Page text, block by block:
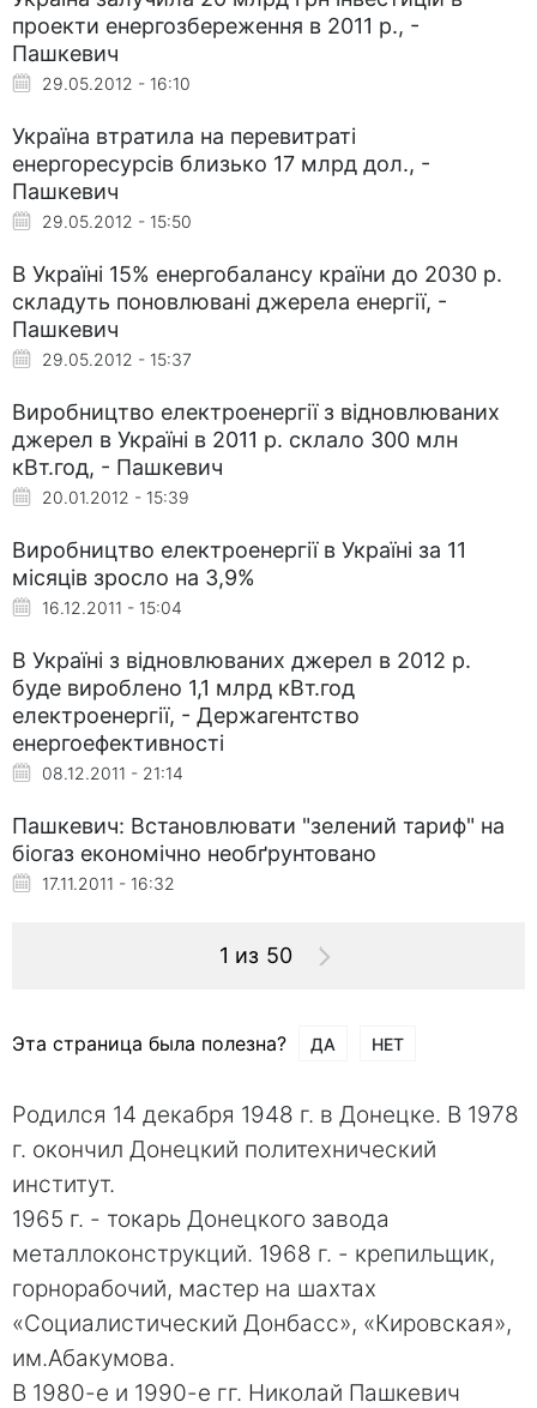
проекти енергозбереження в 2011 р., -
Пашкевич
29.05.2012 - 16:10
Україна втратила на перевитраті
енергоресурсів близько 17 млрд дол., -
Пашкевич
29.05.2012 - 15:50
В Україні 15% енергобалансу країни до 2030 р.
складуть поновлювані джерела енергії, -
Пашкевич
29.05.2012 - 15:37
Виробництво електроенергії з відновлюваних
джерел в Україні в 2011 р. склало 300 млн
кВт.год, - Пашкевич
20.01.2012 - 15:39
Виробництво електроенергії в Україні за 11
місяців зросло на 3,9%
16.12.2011 - 15:04
В Україні з відновлюваних джерел в 2012 р.
буде вироблено 1,1 млрд кВт.год
електроенергії, - Держагентство
енергоефективності
08.12.2011 - 21:14
Пашкевич: Встановлювати "зелений тариф" на
біогаз економічно необґрунтовано
17.11.2011 - 16:32
1 из 50
Эта страница была полезна? ДА НЕТ
Родился 14 декабря 1948 г. в Донецке. В 1978
г. окончил Донецкий политехнический
институт.
1965 г. - токарь Донецкого завода
металлоконструкций. 1968 г. - крепильщик,
горнорабочий, мастер на шахтах
«Социалистический Донбасс», «Кировская»,
им.Абакумова.
В 1980-е и 1990-е гг. Николай Пашкевич